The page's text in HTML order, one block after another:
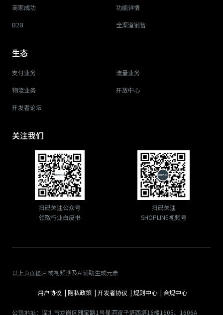
商家成功 功能详情
B2B 全渠道销售
生态
支付业务 流量业务
物流业务 开放中心
开发者论坛
关注我们
扫码关注公众号
领取行业白皮书
扫码关注
SHOPLINE视频号
以上页面图片或视频涉及AI辅助生成元素
用户协议 | 隐私政策 | 开发者协议 | 规则中心 | 合规中心
公司地址：深圳市龙岗区雅宝路1号星河双子塔西塔16楼1605、1606A